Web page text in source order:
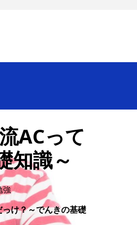
ACって
知識～
強
け？～でんきの基礎